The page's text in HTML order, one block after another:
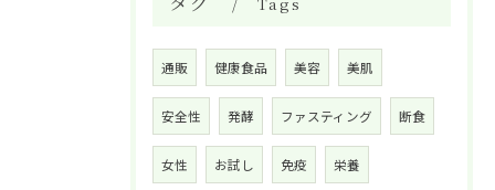
通販 健康食品 美容 美肌
安全性 発酵 ファスティング 断食
女性 お試し 免疫 栄養